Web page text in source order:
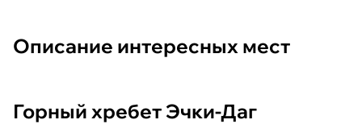
Описание интересных мест
Горный хребет Эчки-Даг